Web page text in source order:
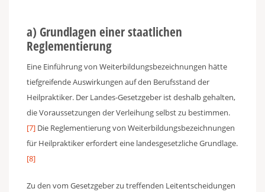
a) Grundlagen einer staatlichen
Reglementierung
Eine Einführung von Weiterbildungsbezeichnungen hätte
tiefgreifende Auswirkungen auf den Berufsstand der
Heilpraktiker. Der Landes-Gesetzgeber ist deshalb gehalten,
die Voraussetzungen der Verleihung selbst zu bestimmen.
[7] Die Reglementierung von Weiterbildungsbezeichnungen
für Heilpraktiker erfordert eine landesgesetzliche Grundlage.
[8]
Zu den vom Gesetzgeber zu treffenden Leitentscheidungen